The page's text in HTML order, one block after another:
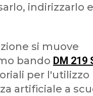
indirizzarlo e
si muove
bando DM 219
per l'utilizzo
artificiale a